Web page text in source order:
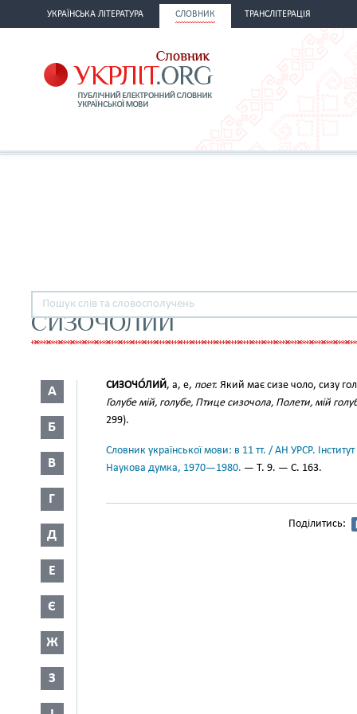
УКРАЇНСЬКА ЛІТЕРАТУРА СЛОВНИК ТРАНСЛІТЕРАЦІЯ
СИЗОЧОЛИЙ
А
Б
В
Г
Д
Е
Є
Ж
З
СИЗОЧО́ЛИЙ, а, е, поет. Який має сизе чоло, сизу
Голубе мій, голубе, Птице сизочола, Полети, мій
299).
Словник української мови: в 11 тт. / АН УРСР.
Наукова думка, 1970—1980. — Т. 9. — С. 163.
Поділитись: